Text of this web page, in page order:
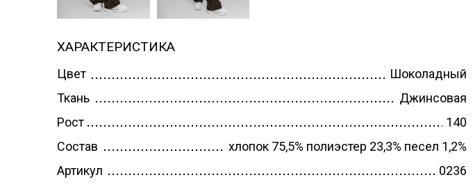
НАРЯДНЫЕ
ШКОЛЬНОЕ
ПЛАТЬЯ
СПОРТИВНЫЕ
ОСЕНЬ-ВЕСНА
СПОРТИВНЫЕ
КОСТЮМЫ
ОСЕНЬ-ВЕСНА
ХАРАКТЕРИСТИКА
Цвет
Шоколадный
Ткань
Джинсовая
Рост
140
Состав
хлопок 75,5% полиэстер 23,3% песел 1,2%
Артикул
0236